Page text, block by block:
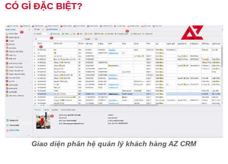
CÓ GÌ ĐẶC BIỆT?
Giao diện phân hệ quản lý khách hàng AZ CRM